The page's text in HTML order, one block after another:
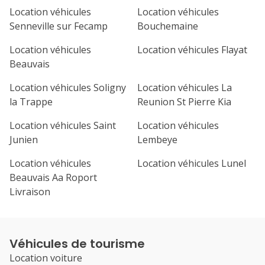
Location véhicules
Senneville sur Fecamp
Location véhicules
Bouchemaine
Location véhicules
Beauvais
Location véhicules Flayat
Location véhicules Soligny
la Trappe
Location véhicules La
Reunion St Pierre Kia
Location véhicules Saint
Junien
Location véhicules
Lembeye
Location véhicules
Beauvais Aa Roport
Livraison
Location véhicules Lunel
Véhicules de tourisme
Location voiture